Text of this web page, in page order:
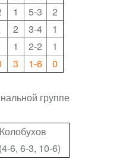
1 5-3
2
2 3-4
1
1 2-2
1
3 1-6 0
группе
Колобухов
6, 6-3, 10-6)